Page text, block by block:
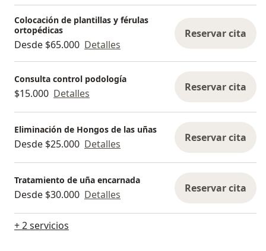
Colocación de plantillas y férulas
ortopédicas
Desde $65.000 Detalles
Reservar cita
Consulta control podología
$15.000 Detalles Reservar cita
Eliminación de Hongos de las uñas
Desde $25.000 Detalles Reservar cita
Tratamiento de uña encarnada
Desde $30.000 Detalles Reservar cita
+ 2 servicios